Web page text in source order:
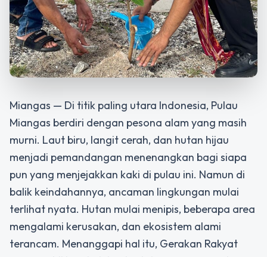
Miangas — Di titik paling utara Indonesia, Pulau
Miangas berdiri dengan pesona alam yang masih
murni. Laut biru, langit cerah, dan hutan hijau
menjadi pemandangan menenangkan bagi siapa
pun yang menjejakkan kaki di pulau ini. Namun di
balik keindahannya, ancaman lingkungan mulai
terlihat nyata. Hutan mulai menipis, beberapa area
mengalami kerusakan, dan ekosistem alami
terancam. Menanggapi hal itu, Gerakan Rakyat